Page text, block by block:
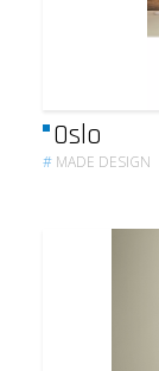
Oslo
# MADE DESIGN